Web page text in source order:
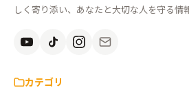
ん
全
知
しく寄り添い、あなたと大切な人を守る情
カテゴリ